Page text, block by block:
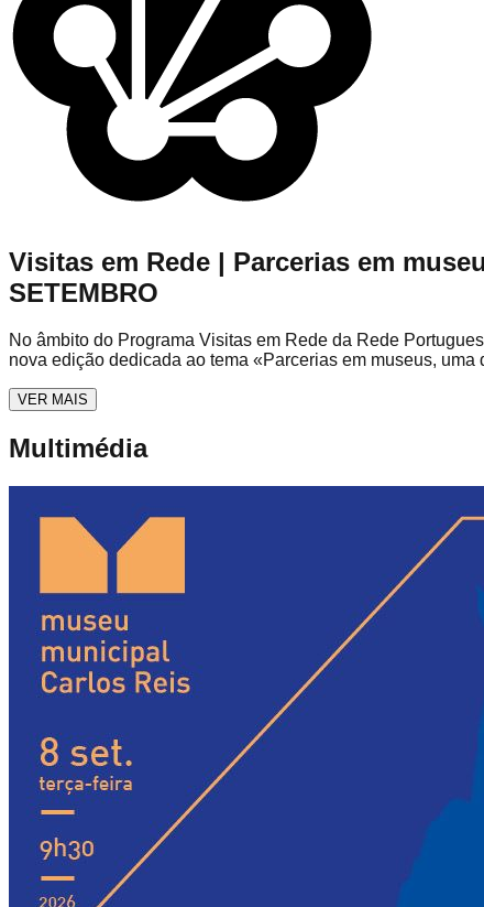
Visitas em Rede | Parcerias em
SETEMBRO
No âmbito do Programa Visitas em Rede da Rede
nova edição dedicada ao tema «Parcerias em museus, uma
VER MAIS
Multimédia